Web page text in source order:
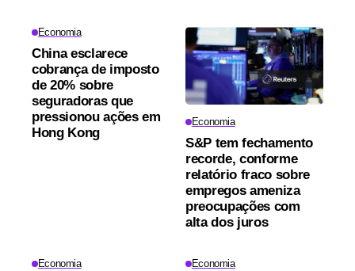
Economia
China esclarece
cobrança de imposto
de 20% sobre
seguradoras que
pressionou ações em
Hong Kong
Economia
S&P tem fechamento
recorde, conforme
relatório fraco sobre
empregos ameniza
preocupações com
alta dos juros
Economia Economia